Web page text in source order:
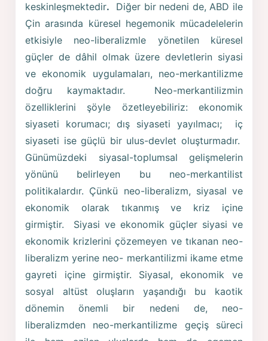
keskinleşmektedir. Diğer bir nedeni de, ABD ile
Çin arasında küresel hegemonik mücadelelerin
etkisiyle neo-liberalizmle yönetilen küresel
güçler de dâhil olmak üzere devletlerin siyasi
ve ekonomik uygulamaları, neo-merkantilizme
doğru kaymaktadır. Neo-merkantilizmin
özelliklerini şöyle özetleyebiliriz: ekonomik
siyaseti korumacı; dış siyaseti yayılmacı; iç
siyaseti ise güçlü bir ulus-devlet oluşturmadır.
Günümüzdeki siyasal-toplumsal gelişmelerin
yönünü belirleyen bu neo-merkantilist
politikalardır. Çünkü neo-liberalizm, siyasal ve
ekonomik olarak tıkanmış ve kriz içine
girmiştir. Siyasi ve ekonomik güçler siyasi ve
ekonomik krizlerini çözemeyen ve tıkanan neo-
liberalizm yerine neo- merkantilizmi ikame etme
gayreti içine girmiştir. Siyasal, ekonomik ve
sosyal altüst oluşların yaşandığı bu kaotik
dönemin önemli bir nedeni de, neo-
liberalizmden neo-merkantilizme geçiş süreci